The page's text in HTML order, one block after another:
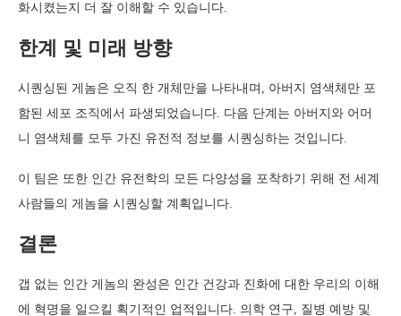
화시켰는지 더 잘 이해할 수 있습니다.
한계 및 미래 방향
시퀀싱된 게놈은 오직 한 개체만을 나타내며, 아버지 염색체만 포
함된 세포 조직에서 파생되었습니다. 다음 단계는 아버지와 어머
니 염색체를 모두 가진 유전적 정보를 시퀀싱하는 것입니다.
이 팀은 또한 인간 유전학의 모든 다양성을 포착하기 위해 전 세계
사람들의 게놈을 시퀀싱할 계획입니다.
결론
갭 없는 인간 게놈의 완성은 인간 건강과 진화에 대한 우리의 이해
에 혁명을 일으킬 획기적인 업적입니다. 의학 연구, 질병 예방 및